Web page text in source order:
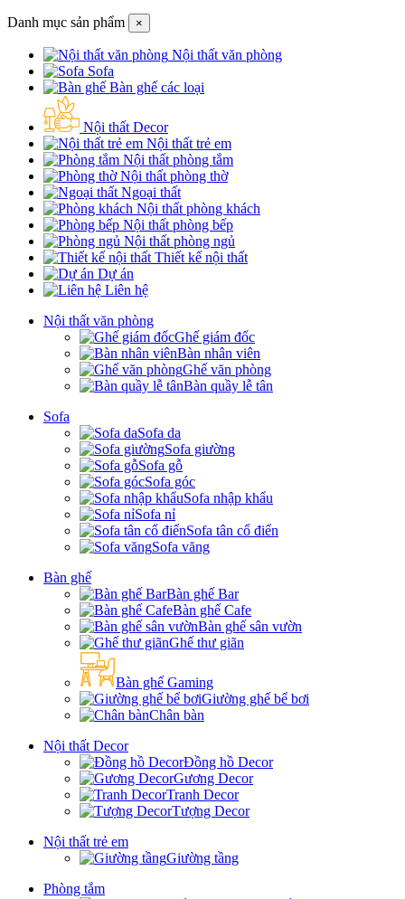
Danh mục sản phẩm ×
Nội thất văn phòng
Sofa
Bàn ghế các loại
Nội thất Decor
Nội thất trẻ em
Nội thất phòng tắm
Nội thất phòng thờ
Ngoại thất
Nội thất phòng khách
Nội thất phòng bếp
Nội thất phòng ngủ
Thiết kế nội thất
Dự án
Liên hệ
Nội thất văn phòng
Ghế giám đốc
Bàn nhân viên
Ghế văn phòng
Bàn quầy lễ tân
Sofa
Sofa da
Sofa giường
Sofa gỗ
Sofa góc
Sofa nhập khẩu
Sofa nỉ
Sofa tân cổ điển
Sofa văng
Bàn ghế
Bàn ghế Bar
Bàn ghế Cafe
Bàn ghế sân vườn
Ghế thư giãn
Bàn ghế Gaming
Giường ghế bể bơi
Chân bàn
Nội thất Decor
Đồng hồ Decor
Gương Decor
Tranh Decor
Tượng Decor
Nội thất trẻ em
Giường tầng
Phòng tắm